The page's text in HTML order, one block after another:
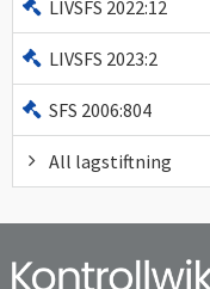
LIVSFS 2022:12
LIVSFS 2023:2
SFS 2006:804
All lagstiftning